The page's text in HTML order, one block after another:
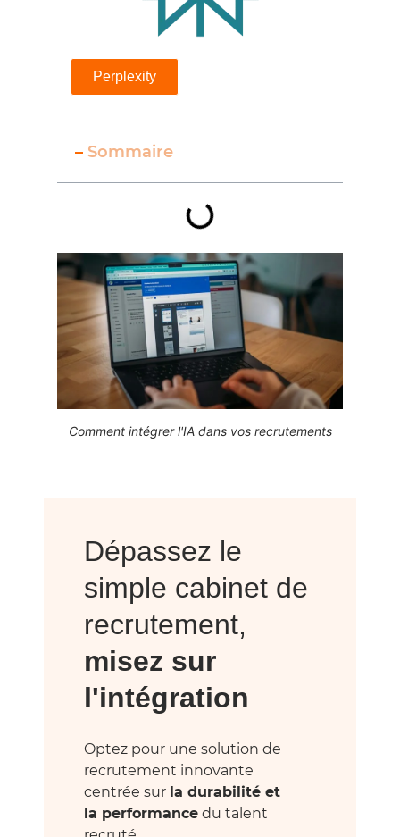
– Sommaire
Comment intégrer l'IA dans vos recrutements
Dépassez le
simple cabinet de
recrutement,
misez sur
l'intégration
Optez pour une solution de
recrutement innovante
centrée sur la durabilité et
la performance du talent
Perplexity